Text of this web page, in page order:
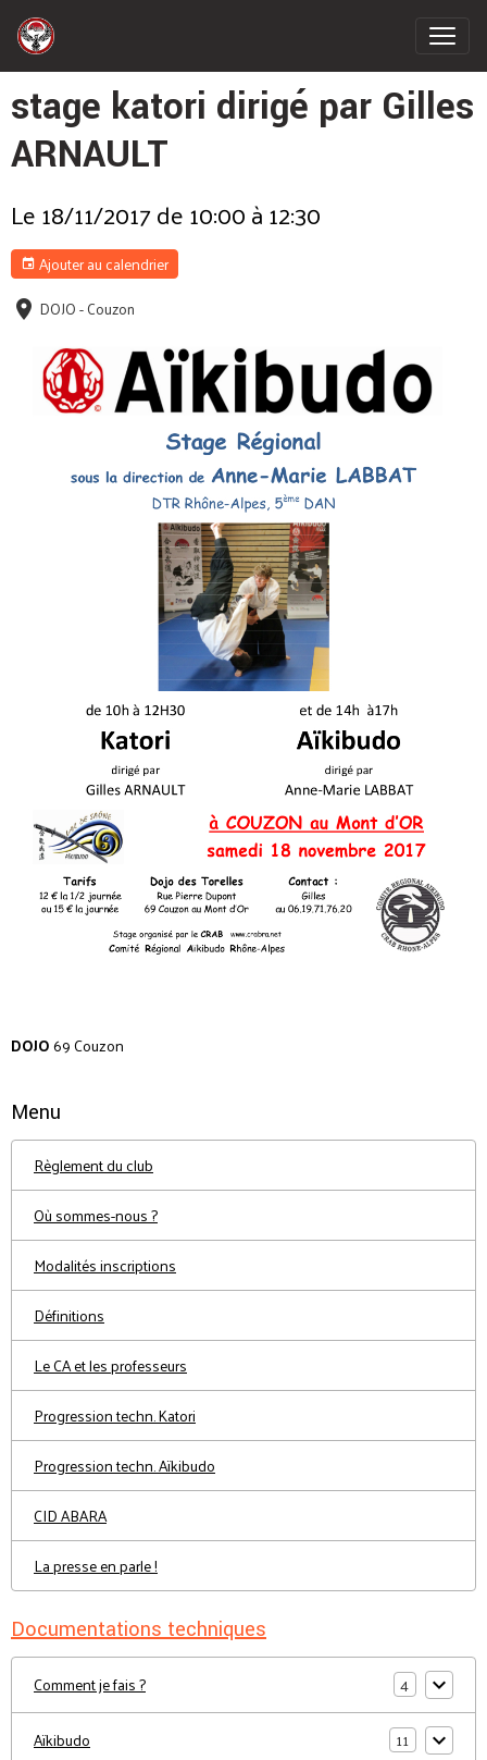
stage katori dirigé par Gilles
ARNAULT
Le 18/11/2017de 10:00à 12:30
Ajouter au calendrier
DOJO - Couzon
DOJO69 Couzon
Menu
Règlement du club
Où sommes-nous ?
Modalités inscriptions
Définitions
Le CA et les professeurs
Progression techn. Katori
Progression techn. Aïkibudo
CID ABARA
La presse en parle !
Documentations techniques
Comment je fais ? 4
Aïkibudo 11